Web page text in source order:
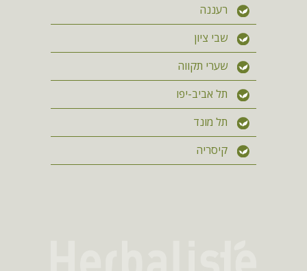
רעננה
שבי ציון
שערי תקווה
תל אביב-יפו
תל מונד
קיסריה